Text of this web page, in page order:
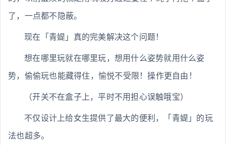
了，一点都不隐蔽。
现在「青媞」真的完美解决这个问题！
想在哪里玩就在哪里玩，想用什么姿势就用什么姿
势，偷偷玩也能藏得住，愉悦不受限！操作更自由！
（开关不在盒子上，平时不用担心误触哦宝）
不仅设计上给女生提供了最大的便利，「青媞」的玩
法也超多。